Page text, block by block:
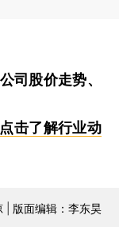
司股价走势、
点击了解行业动
| 版面编辑：李东昊